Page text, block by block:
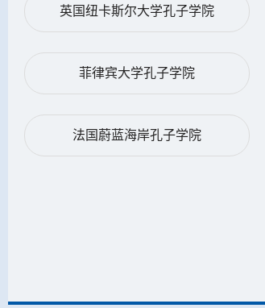
英国纽卡斯尔大学孔子学院
菲律宾大学孔子学院
法国蔚蓝海岸孔子学院